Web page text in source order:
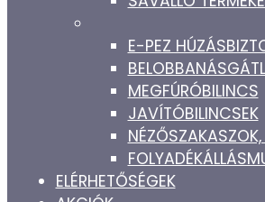
E-PEZ
MEGFÚRÓBILINCS
JAVÍTÓBILINCSEK
ELÉRHETŐSÉGEK